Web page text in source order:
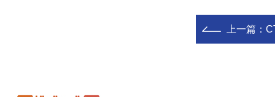
上一篇：